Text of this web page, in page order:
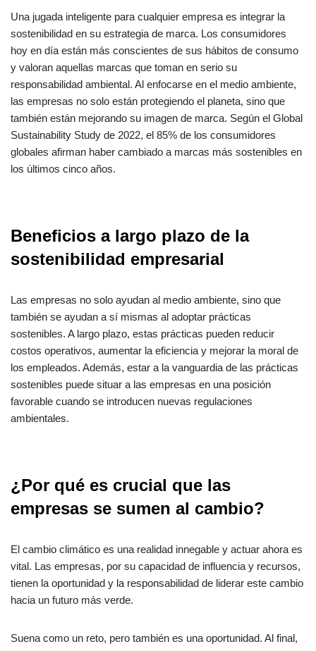
Una jugada inteligente para cualquier empresa es integrar la
sostenibilidad en su estrategia de marca. Los consumidores
hoy en día están más conscientes de sus hábitos de consumo
y valoran aquellas marcas que toman en serio su
responsabilidad ambiental. Al enfocarse en el medio ambiente,
las empresas no solo están protegiendo el planeta, sino que
también están mejorando su imagen de marca. Según el Global
Sustainability Study de 2022, el 85% de los consumidores
globales afirman haber cambiado a marcas más sostenibles en
los últimos cinco años.
Beneficios a largo plazo de la
sostenibilidad empresarial
Las empresas no solo ayudan al medio ambiente, sino que
también se ayudan a sí mismas al adoptar prácticas
sostenibles. A largo plazo, estas prácticas pueden reducir
costos operativos, aumentar la eficiencia y mejorar la moral de
los empleados. Además, estar a la vanguardia de las prácticas
sostenibles puede situar a las empresas en una posición
favorable cuando se introducen nuevas regulaciones
ambientales.
¿Por qué es crucial que las
empresas se sumen al cambio?
El cambio climático es una realidad innegable y actuar ahora es
vital. Las empresas, por su capacidad de influencia y recursos,
tienen la oportunidad y la responsabilidad de liderar este cambio
hacia un futuro más verde.
Suena como un reto, pero también es una oportunidad. Al final,